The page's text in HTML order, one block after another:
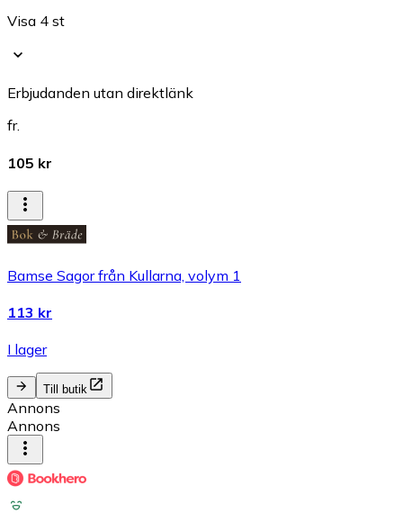
Visa 4 st
Erbjudanden utan direktlänk
fr.
105 kr
Bamse Sagor från Kullarna, volym 1
113 kr
I lager
Till butik
Annons
Annons